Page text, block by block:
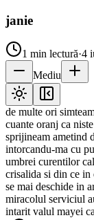
janie
1 min lectură·4
Mediu
de multe ori
cuante oranj ca
sprijineam ametind
intorcandu-ma cu
umbrei curentilor
crisalida si din ce in
se mai deschide in
miracolul serviciul
intarit valul mayei